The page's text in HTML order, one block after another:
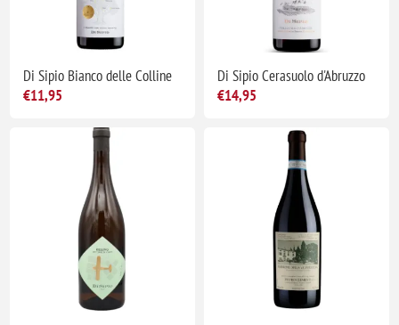
Di Sipio Bianco delle Colline
€11,95
Di Sipio Cerasuolo d'Abruzzo
€14,95